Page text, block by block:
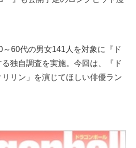
60代の男女141人を対象に『ド
独自調査を実施。今回は、『ド
リン」を演じてほしい俳優ラン